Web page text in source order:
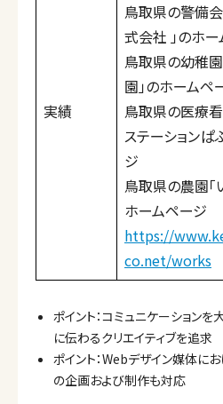
実績
鳥取県の警備
式会社 」のホ
鳥取県の幼稚
園」のホームペ
鳥取県の医療
ステーションぱ
ジ
鳥取県の農園「
ホームページ
https://
co.net/works
ポイント：コミュニケーション
に伝わるクリエイティブを追求
ポイント：Webデザイン媒体に
の企画および制作も対応